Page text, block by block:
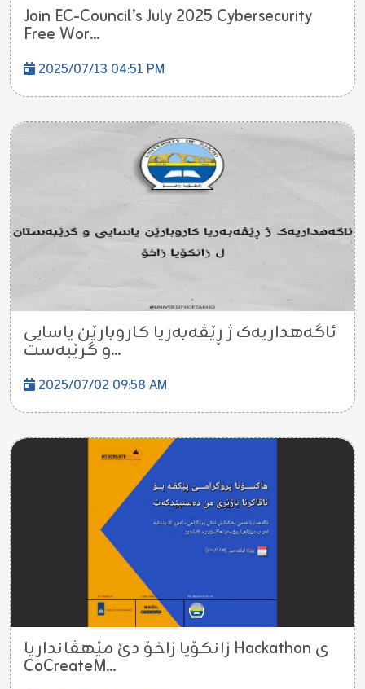
Join EC-Council’s July 2025 Cybersecurity
Free Wor...
2025/07/13 04:51 PM
ئاگەهداریەک ژ ڕێڤەبەریا کاروبارێن یاسایی
و گرێبەست...
2025/07/02 09:58 AM
زانکۆیا زاخۆ دێ مێهڤانداریا Hackathon ی
CoCreateM...